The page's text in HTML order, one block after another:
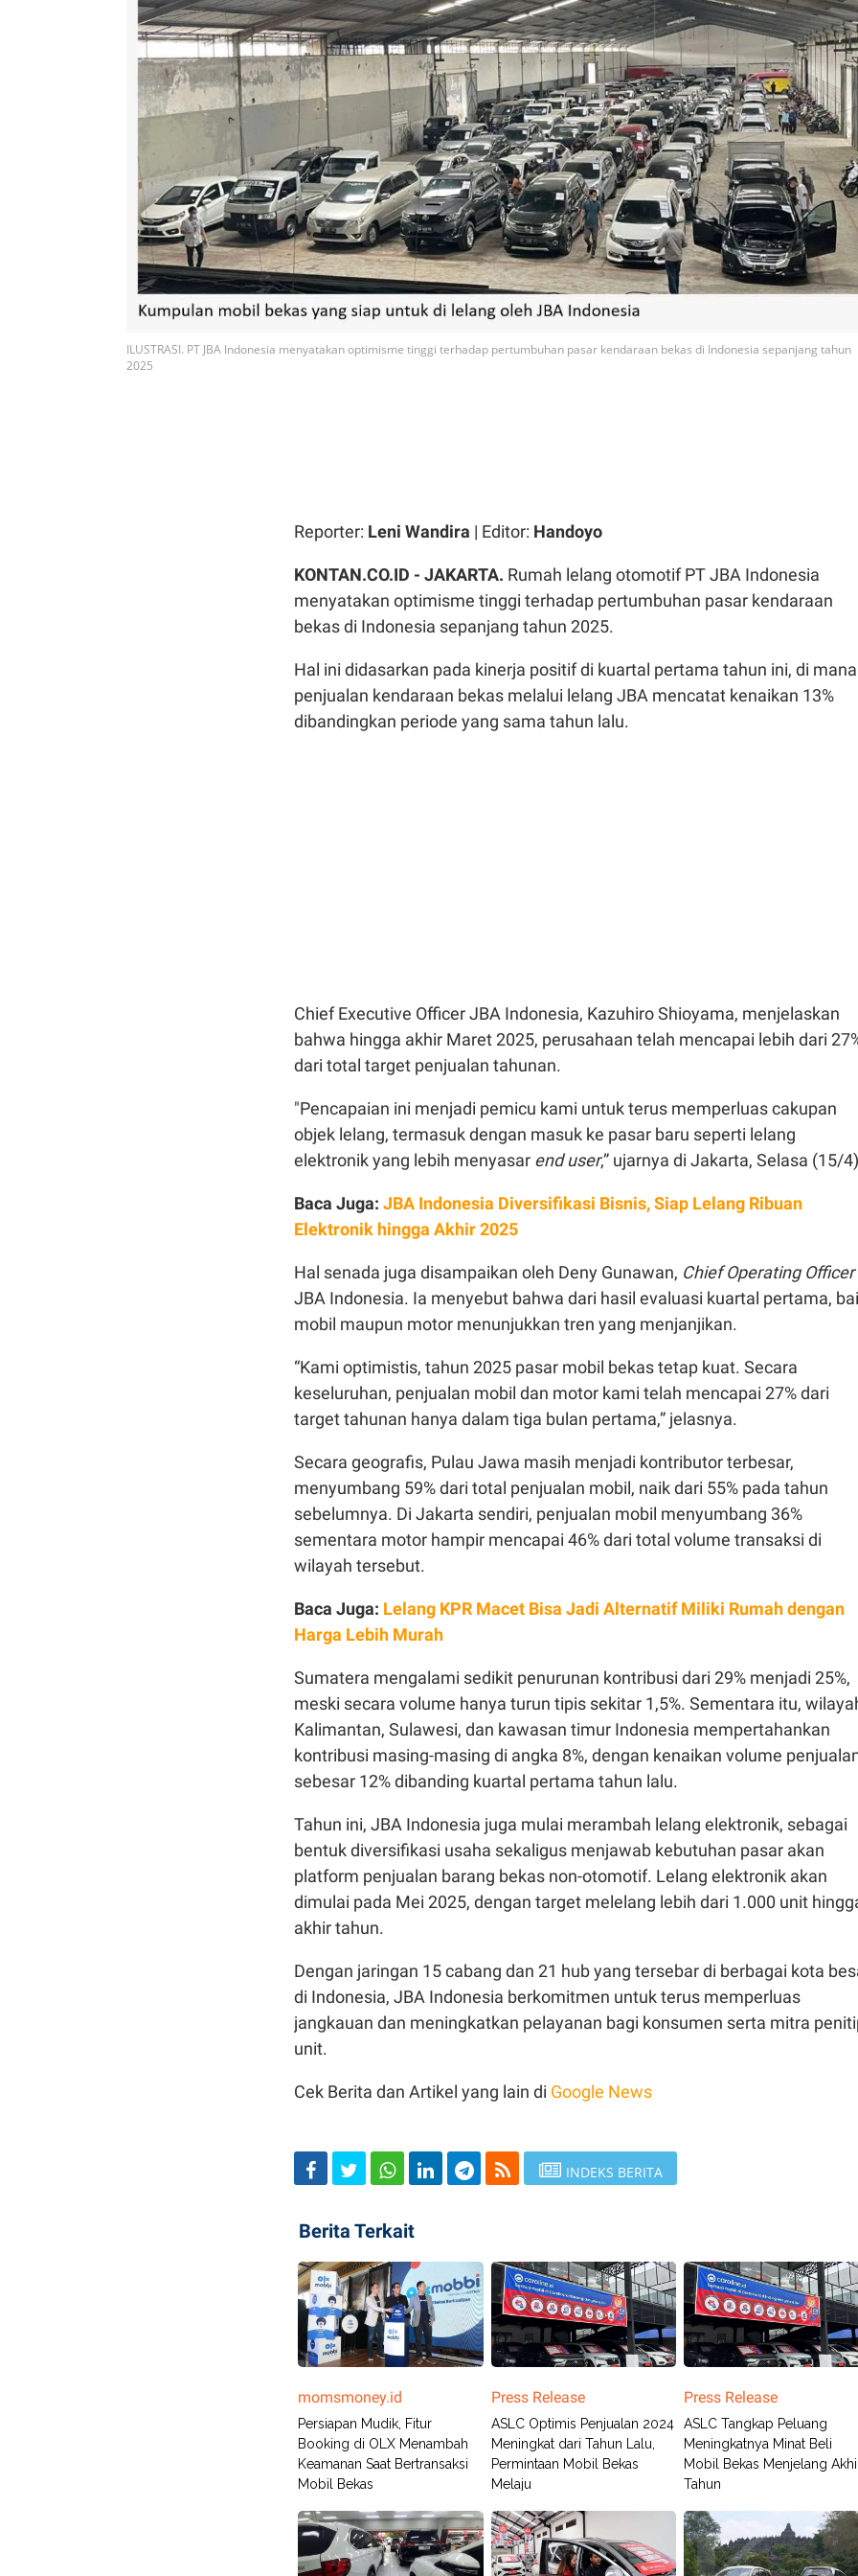
ILUSTRASI. PT JBA Indonesia menyatakan optimisme tinggi terhadap pertumbuhan pasar kendaraan bekas di Indonesia sepanjang tahun
2025
Reporter: Leni Wandira | Editor: Handoyo
KONTAN.CO.ID - JAKARTA. Rumah lelang otomotif PT JBA Indonesia
menyatakan optimisme tinggi terhadap pertumbuhan pasar kendaraan
bekas di Indonesia sepanjang tahun 2025.
Hal ini didasarkan pada kinerja positif di kuartal pertama tahun ini, di mana
penjualan kendaraan bekas melalui lelang JBA mencatat kenaikan 13%
dibandingkan periode yang sama tahun lalu.
Chief Executive Officer JBA Indonesia, Kazuhiro Shioyama, menjelaskan
bahwa hingga akhir Maret 2025, perusahaan telah mencapai lebih dari
dari total target penjualan tahunan.
"Pencapaian ini menjadi pemicu kami untuk terus memperluas cakupan
objek lelang, termasuk dengan masuk ke pasar baru seperti lelang
elektronik yang lebih menyasar end user,” ujarnya di Jakarta, Selasa (15/
Baca Juga: JBA Indonesia Diversifikasi Bisnis, Siap Lelang Ribuan
Elektronik hingga Akhir 2025
Hal senada juga disampaikan oleh Deny Gunawan, Chief Operating Officer
JBA Indonesia. Ia menyebut bahwa dari hasil evaluasi kuartal pertama,
mobil maupun motor menunjukkan tren yang menjanjikan.
“Kami optimistis, tahun 2025 pasar mobil bekas tetap kuat. Secara
keseluruhan, penjualan mobil dan motor kami telah mencapai 27% dari
target tahunan hanya dalam tiga bulan pertama,” jelasnya.
Secara geografis, Pulau Jawa masih menjadi kontributor terbesar,
menyumbang 59% dari total penjualan mobil, naik dari 55% pada tahun
sebelumnya. Di Jakarta sendiri, penjualan mobil menyumbang 36%
sementara motor hampir mencapai 46% dari total volume transaksi di
wilayah tersebut.
Baca Juga: Lelang KPR Macet Bisa Jadi Alternatif Miliki Rumah dengan
Harga Lebih Murah
Sumatera mengalami sedikit penurunan kontribusi dari 29% menjadi 25%,
meski secara volume hanya turun tipis sekitar 1,5%. Sementara itu,
Kalimantan, Sulawesi, dan kawasan timur Indonesia mempertahankan
kontribusi masing-masing di angka 8%, dengan kenaikan volume
sebesar 12% dibanding kuartal pertama tahun lalu.
Tahun ini, JBA Indonesia juga mulai merambah lelang elektronik, sebagai
bentuk diversifikasi usaha sekaligus menjawab kebutuhan pasar akan
platform penjualan barang bekas non-otomotif. Lelang elektronik akan
dimulai pada Mei 2025, dengan target melelang lebih dari 1.000 unit
akhir tahun.
Dengan jaringan 15 cabang dan 21 hub yang tersebar di berbagai kota
di Indonesia, JBA Indonesia berkomitmen untuk terus memperluas
jangkauan dan meningkatkan pelayanan bagi konsumen serta mitra
unit.
Cek Berita dan Artikel yang lain di Google News
INDEKS BERITA
Berita Terkait
momsmoney.id
Persiapan Mudik, Fitur
Booking di OLX Menambah
Keamanan Saat Bertransaksi
Mobil Bekas
Press Release
ASLC Optimis Penjualan 2024
Meningkat dari Tahun Lalu,
Permintaan Mobil Bekas
Melaju
Press Release
ASLC Tangkap Peluang
Meningkatnya Minat Beli
Mobil Bekas Menjelang
Tahun